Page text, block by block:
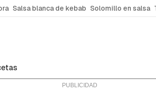
Salsa blanca de kebab Solomillo en salsa